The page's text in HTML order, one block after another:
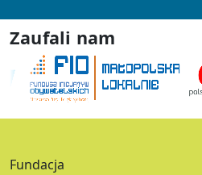
Zaufali nam
Fundacja